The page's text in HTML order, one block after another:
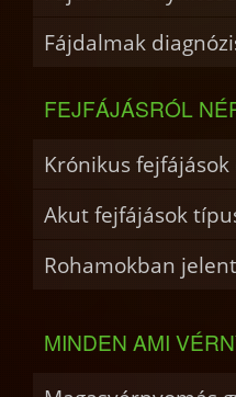
Fájdalmak
FEJFÁJÁSRÓL
Krónikus
Akut fejfájások
Rohamokban
MINDEN AMI